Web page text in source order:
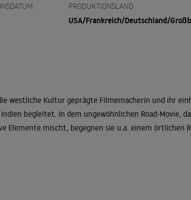
PRODUKTIONSLAND
USA/Frankreich/Deutschland/
westliche Kultur geprägte Filmemacherin und ihr
Indien begleitet. In dem ungewöhnlichen Road-Movie,
Elemente mischt, begegnen sie u.a. einem örtlichen